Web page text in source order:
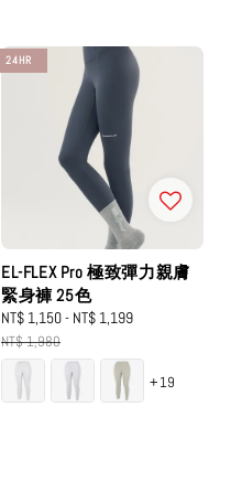
24HR
EL-FLEX Pro 極致彈力親膚
緊身褲 25色
Sale
price
NT$ 1,150- NT$ 1,199
NT$ 1,980
+19